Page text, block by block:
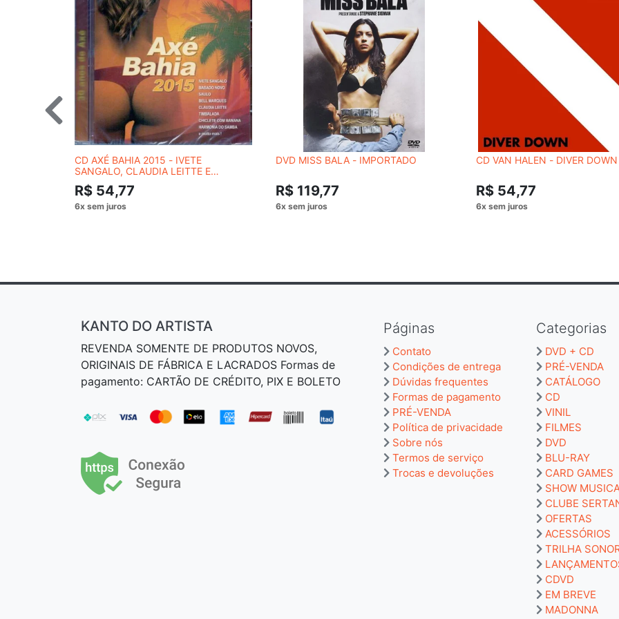
CD AXÉ BAHIA 2015 - IVETE
SANGALO, CLAUDIA LEITTE E
OUTROS
R$ 54,77
DVD MISS BALA - IMPORTADO
R$ 119,77
CD VAN HALEN - DIVER DOWN
R$ 54,77
Páginas
Contato
Condições de entrega
Dúvidas frequentes
Formas de pagamento
PRÉ-VENDA
Política de privacidade
Sobre nós
Termos de serviço
Trocas e devoluções
Categorias
DVD + CD
PRÉ-VENDA
CATÁLOGO
CD
VINIL
FILMES
DVD
BLU-RAY
CARD GAMES
SHOW
CLUBE
OFERTAS
ACESSÓRIOS
TRILHA
CDVD
EM BREVE
MADONNA
KANTO DO ARTISTA
REVENDA SOMENTE DE PRODUTOS NOVOS,
ORIGINAIS DE FÁBRICA E LACRADOS Formas de
pagamento: CARTÃO DE CRÉDITO, PIX E BOLETO